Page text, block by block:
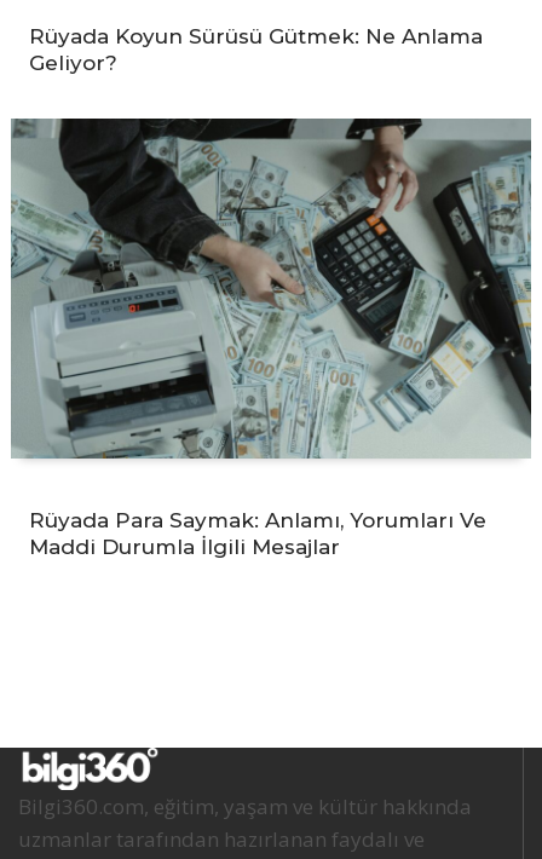
Rüyada Koyun Sürüsü Gütmek: Ne Anlama
Geliyor?
Rüyada Para Saymak: Anlamı, Yorumları Ve
Maddi Durumla İlgili Mesajlar
Bilgi360.com, eğitim, yaşam ve kültür hakkında
uzmanlar tarafından hazırlanan faydalı ve